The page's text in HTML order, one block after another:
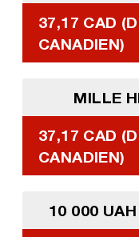
37,17 CAD
CANADIEN)
MILLE
37,17 CAD
CANADIEN)
10 000